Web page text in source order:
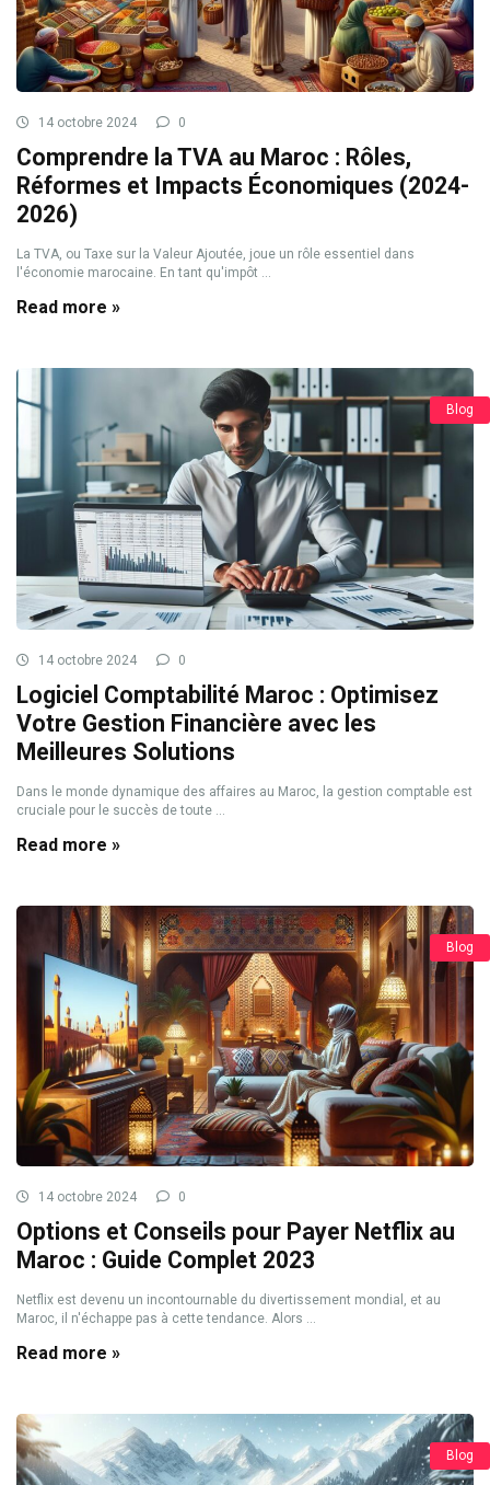
14 octobre 2024 0
Comprendre la TVA au Maroc : Rôles,
Réformes et Impacts Économiques (2024-
2026)
La TVA, ou Taxe sur la Valeur Ajoutée, joue un rôle essentiel dans
l'économie marocaine. En tant qu'impôt ...
Read more »
Blog
14 octobre 2024 0
Logiciel Comptabilité Maroc : Optimisez
Votre Gestion Financière avec les
Meilleures Solutions
Dans le monde dynamique des affaires au Maroc, la gestion comptable est
cruciale pour le succès de toute ...
Read more »
Blog
14 octobre 2024 0
Options et Conseils pour Payer Netflix au
Maroc : Guide Complet 2023
Netflix est devenu un incontournable du divertissement mondial, et au
Maroc, il n'échappe pas à cette tendance. Alors ...
Read more »
Blog